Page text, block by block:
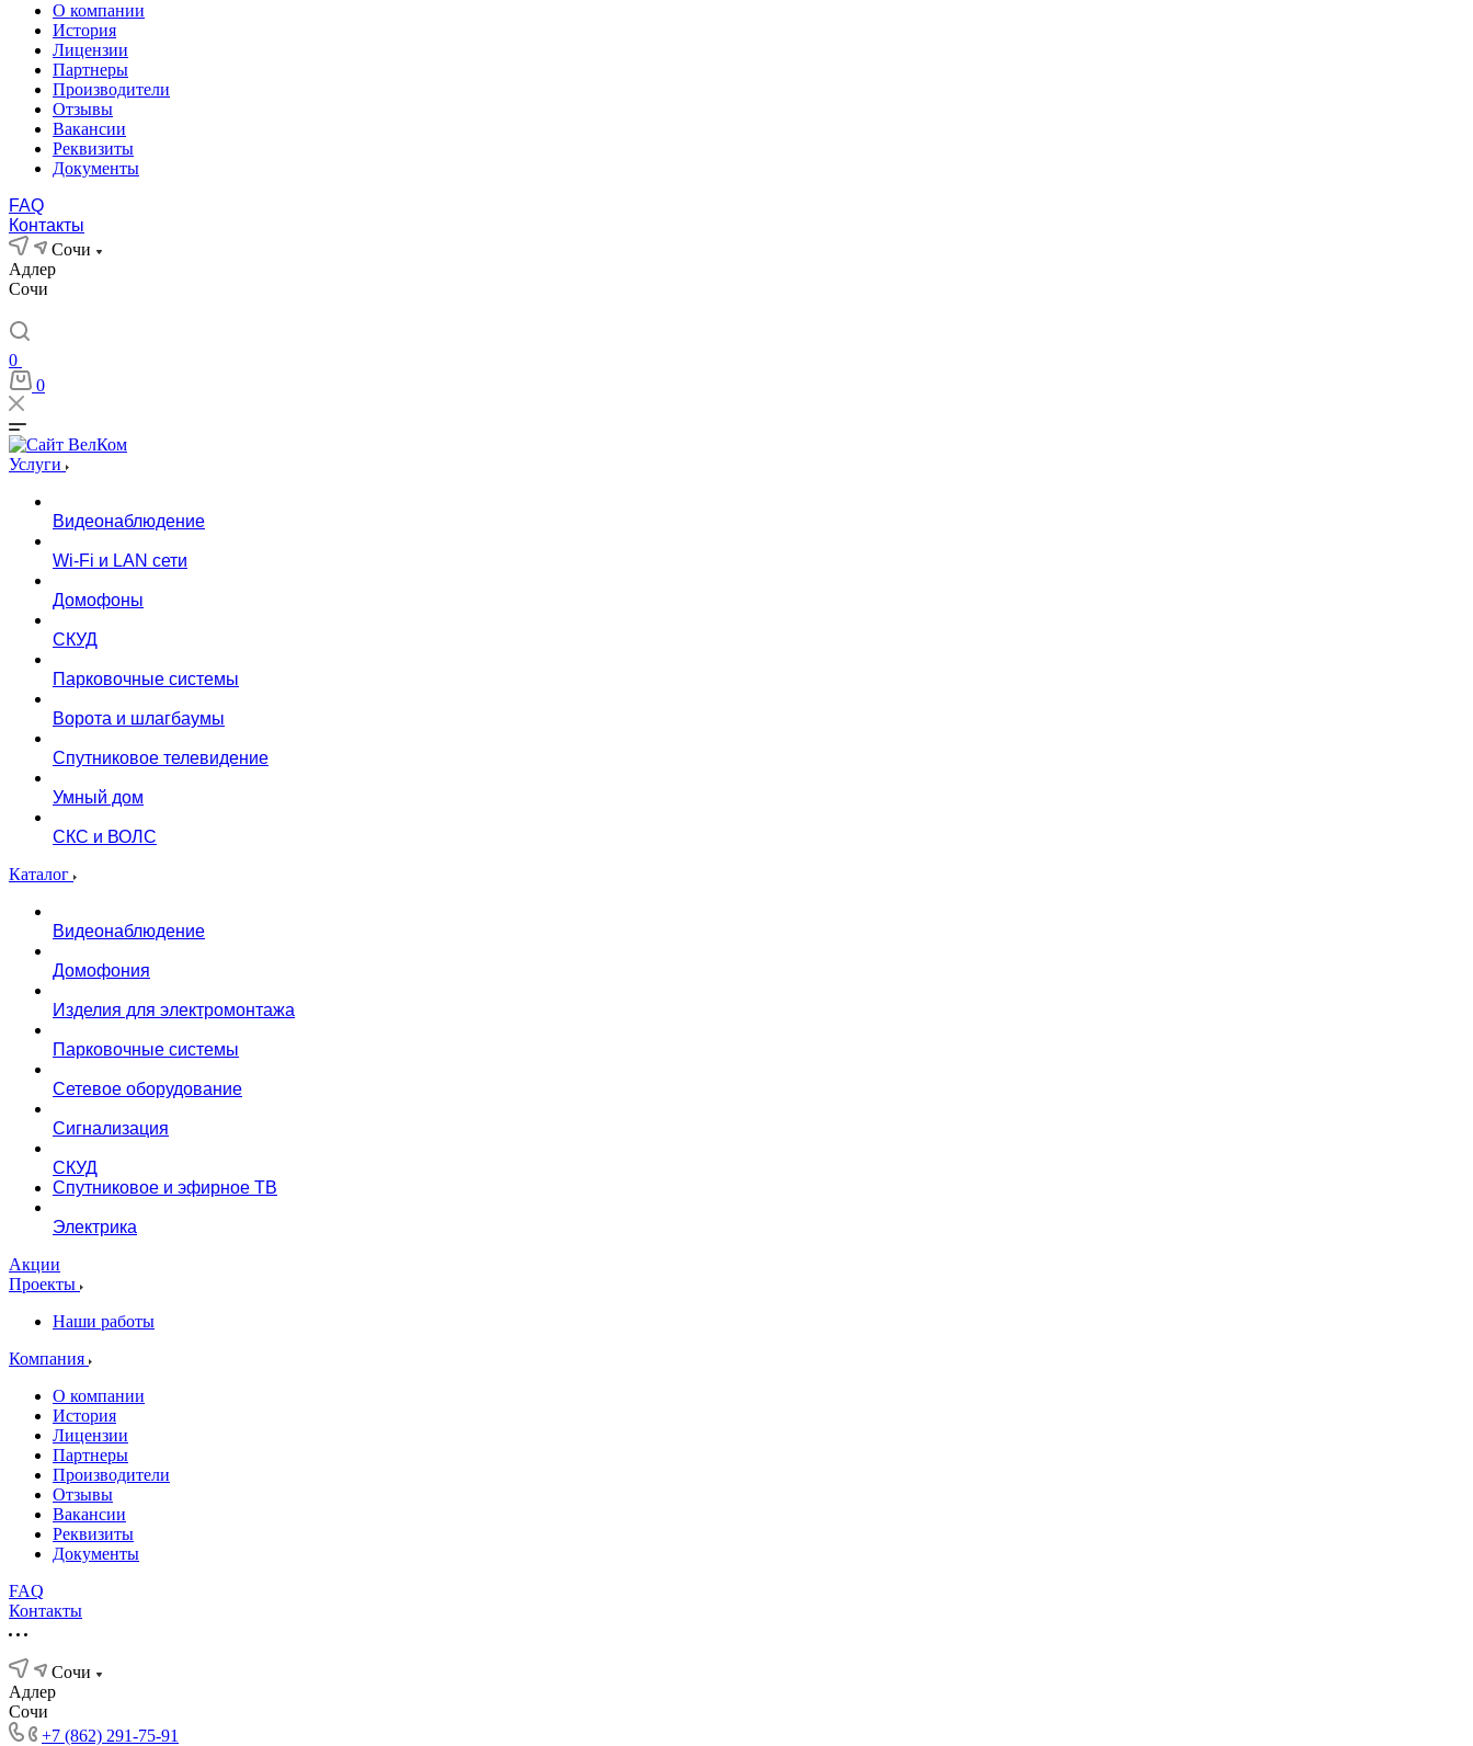
О компании
История
Лицензии
Партнеры
Производители
Отзывы
Вакансии
Реквизиты
Документы
FAQ
Контакты
Сочи
Адлер
Сочи
0
0
Услуги
Видеонаблюдение
Wi-Fi и LAN сети
Домофоны
СКУД
Парковочные системы
Ворота и шлагбаумы
Спутниковое телевидение
Умный дом
СКС и ВОЛС
Каталог
Видеонаблюдение
Домофония
Изделия для электромонтажа
Парковочные системы
Сетевое оборудование
Сигнализация
СКУД
Спутниковое и эфирное ТВ
Электрика
Акции
Проекты
Наши работы
Компания
О компании
История
Лицензии
Партнеры
Производители
Отзывы
Вакансии
Реквизиты
Документы
FAQ
Контакты
Сочи
Адлер
Сочи
+7 (862) 291-75-91